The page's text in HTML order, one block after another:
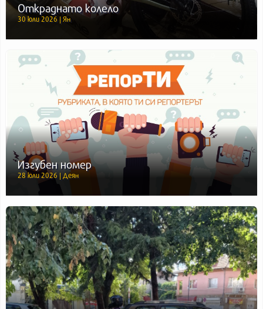
Откраднато колело
30 юли 2026 | Ян
Изгубен номер
28 юли 2026 | Деян